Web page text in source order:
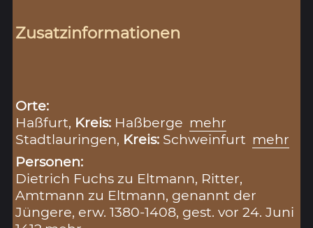
Zusatzinformationen
Orte:
Haßfurt, Kreis: Haßberge mehr
Stadtlauringen, Kreis: Schweinfurt mehr
Personen:
Dietrich Fuchs zu Eltmann, Ritter,
Amtmann zu Eltmann, genannt der
Jüngere, erw. 1380-1408, gest. vor 24. Juni